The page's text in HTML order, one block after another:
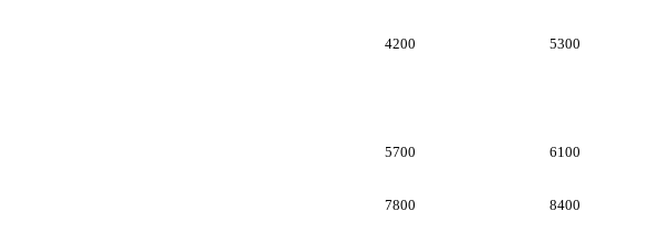
4200 5300
5700 6100
7800 8400